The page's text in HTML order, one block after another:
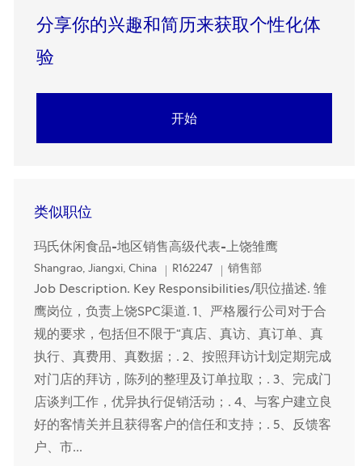
分享你的兴趣和简历来获取个性化体
验​​​​​​​
开始
类似职位
玛氏休闲食品-地区销售高级代表-上饶雏鹰
Location
Shangrao, Jiangxi, China R162247 Category
销售部
Job Description. Key Responsibilities/职位描述. 雏
鹰岗位，负责上饶SPC渠道. 1、严格履行公司对于合
规的要求，包括但不限于“真店、真访、真订单、真
执行、真费用、真数据；. 2、按照拜访计划定期完成
对门店的拜访，陈列的整理及订单拉取；. 3、完成门
店谈判工作，优异执行促销活动；. 4、与客户建立良
好的客情关并且获得客户的信任和支持；. 5、反馈客
户、市...